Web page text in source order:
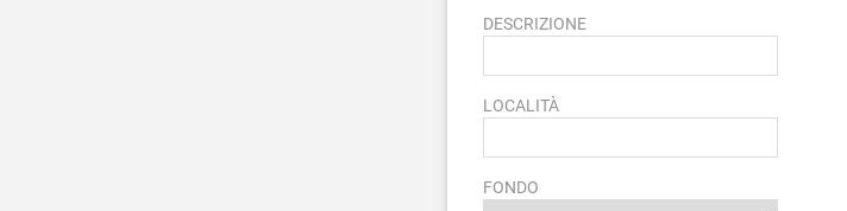
DESCRIZIONE
LOCALITÀ
FONDO